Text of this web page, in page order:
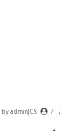
by adminJCS